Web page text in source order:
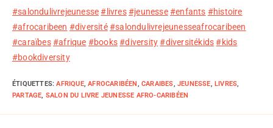
#salondulivrejeunesse #livres #jeunesse #enfants #histoire
#afrocaribeen #diversité #salondulivrejeunesseafrocaribeen
#caraïbes #afrique #books #diversity #diversitékids #kids
#bookdiversity
ÉTIQUETTES:AFRIQUE, AFROCARIBÉEN , CARAIBES, JEUNESSE, LIVRES,
PARTAGE, SALON DU LIVRE JEUNESSE AFRO-CARIBÉEN